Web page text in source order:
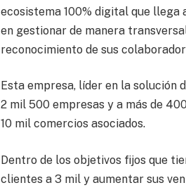
ecosistema 100% digital que llega
en gestionar de manera
reconocimiento de sus
Esta empresa, líder en la
2 mil 500 empresas y a más de
10 mil comercios asociados.
Dentro de los objetivos fijos que
clientes a 3 mil y aumentar sus